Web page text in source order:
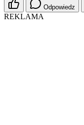
Odpowiedz
REKLAMA